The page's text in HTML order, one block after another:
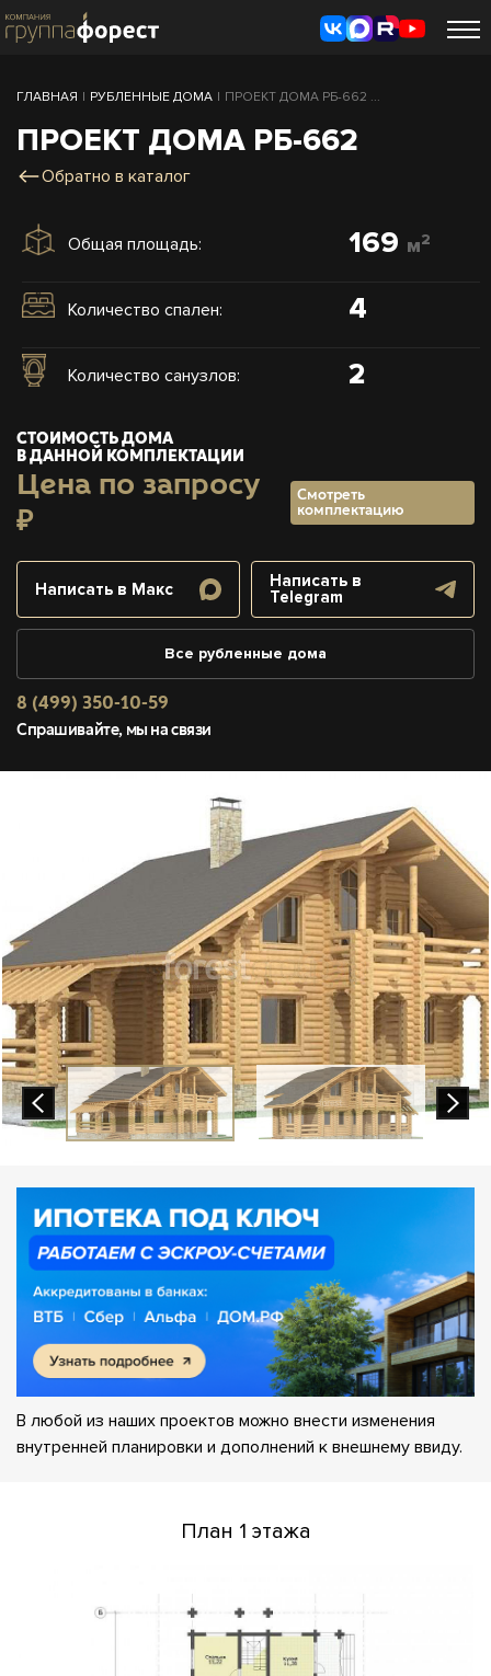
ГЛАВНАЯ | РУБЛЕННЫЕ ДОМА | ПРОЕКТ ДОМА РБ-662 ...
ПРОЕКТ ДОМА РБ-662
Обратно в каталог
Общая площадь: 169 м2
Количество спален: 4
Количество санузлов: 2
СТОИМОСТЬ ДОМА
В ДАННОЙ КОМПЛЕКТАЦИИ
Цена по запросу
₽
Смотреть
комплектацию
Написать в Макс
Написать в
Telegram
Все рубленные дома
8 (499) 350-10-59
Спрашивайте, мы на связи
В любой из наших проектов можно внести изменения
внутренней планировки и дополнений к внешнему ввиду.
План 1 этажа